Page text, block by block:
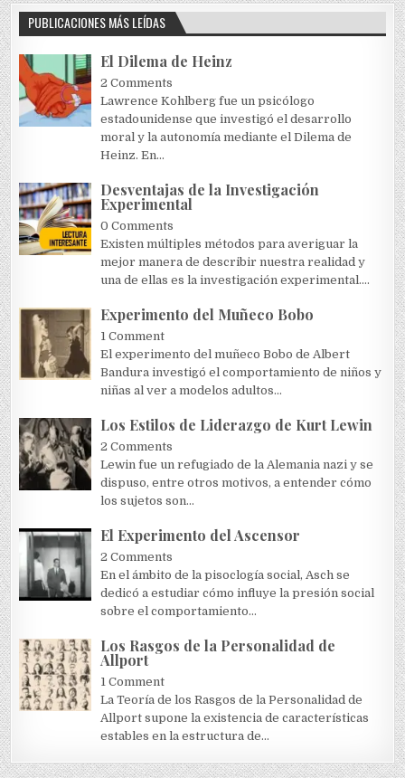
PUBLICACIONES MÁS LEÍDAS
El Dilema de Heinz
2 Comments
Lawrence Kohlberg fue un psicólogo
estadounidense que investigó el desarrollo
moral y la autonomía mediante el Dilema de
Heinz. En...
Desventajas de la Investigación
Experimental
0 Comments
Existen múltiples métodos para averiguar la
mejor manera de describir nuestra realidad y
una de ellas es la investigación experimental....
Experimento del Muñeco Bobo
1 Comment
El experimento del muñeco Bobo de Albert
Bandura investigó el comportamiento de niños y
niñas al ver a modelos adultos...
Los Estilos de Liderazgo de Kurt Lewin
2 Comments
Lewin fue un refugiado de la Alemania nazi y se
dispuso, entre otros motivos, a entender cómo
los sujetos son...
El Experimento del Ascensor
2 Comments
En el ámbito de la pisoclogía social, Asch se
dedicó a estudiar cómo influye la presión social
sobre el comportamiento...
Los Rasgos de la Personalidad de
Allport
1 Comment
La Teoría de los Rasgos de la Personalidad de
Allport supone la existencia de características
estables en la estructura de...